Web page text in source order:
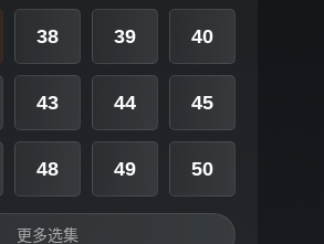
38 39 40
43 44 45
48 49 50
更多选集